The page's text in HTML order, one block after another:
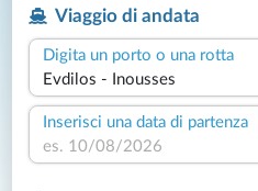
Viaggio di andata
Digita un porto o una rotta
Inserisci una data di partenza